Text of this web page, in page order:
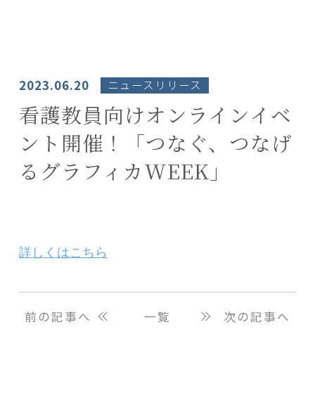
2023.06.20 ニュースリリース
看護教員向けオンラインイベ
ント開催！「つなぐ、つなげ
るグラフィカWEEK」
詳しくはこちら
前の記事へ 一覧 次の記事へ